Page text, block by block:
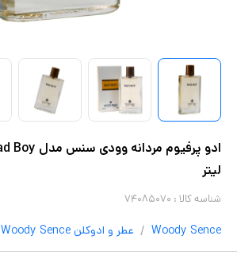
لیتر
شناسه کالا : ۷۴۰۸۵۰۷۰
Woody Sence
/ عطر و ادوکلن Woody Sence